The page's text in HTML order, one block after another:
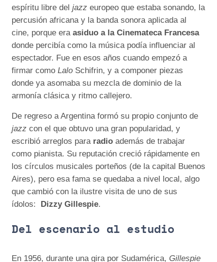
espíritu libre del jazz europeo que estaba sonando, la
percusión africana y la banda sonora aplicada al
cine, porque era asiduo a la Cinemateca Francesa
donde percibía como la música podía influenciar al
espectador. Fue en esos años cuando empezó a
firmar como Lalo Schifrin, y a componer piezas
donde ya asomaba su mezcla de dominio de la
armonía clásica y ritmo callejero.
De regreso a Argentina formó su propio conjunto de
jazz con el que obtuvo una gran popularidad, y
escribió arreglos para radio además de trabajar
como pianista. Su reputación creció rápidamente en
los círculos musicales porteños (de la capital Buenos
Aires), pero esa fama se quedaba a nivel local, algo
que cambió con la ilustre visita de uno de sus
ídolos:
Dizzy Gillespie.
Del escenario al estudio
En 1956, durante una gira por Sudamérica, Gillespie